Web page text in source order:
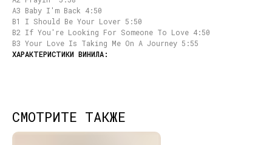
A3 Baby I'm Back 4:50
B1 I Should Be Your Lover 5:50
B2 If You're Looking For Someone To Love 4:50
B3 Your Love Is Taking Me On A Journey 5:55
СМОТРИТЕ ТАКЖЕ